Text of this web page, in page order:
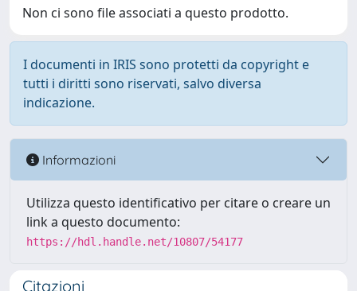
Non ci sono file associati a questo prodotto.
I documenti in IRIS sono protetti da copyright e
tutti i diritti sono riservati, salvo diversa
indicazione.
Informazioni
Utilizza questo identificativo per citare o creare un
link a questo documento:
https://hdl.handle.net/10807/54177
Citazioni